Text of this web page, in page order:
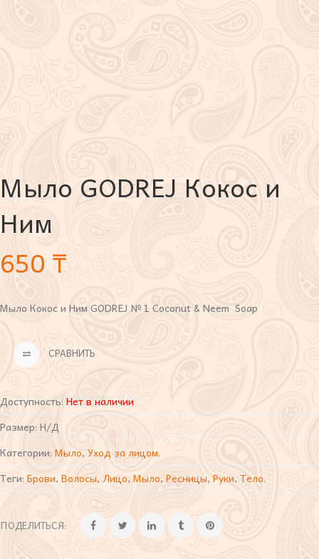
Мыло GODREJ Кокос и
Ним
650 ₸
Мыло Кокос и Ним GODREJ № 1 Coconut & Neem Soap
СРАВНИТЬ
Доступность: Нет в наличии
Размер: Н/Д
Категории: Мыло, Уход за лицом.
Теги: Брови, Волосы, Лицо, Мыло, Ресницы, Руки, Тело.
ПОДЕЛИТЬСЯ: